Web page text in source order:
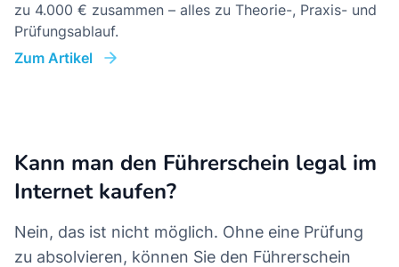
zu 4.000 € zusammen – alles zu Theorie-, Praxis- und
Prüfungsablauf.
Zum Artikel
Kann man den Führerschein legal im
Internet kaufen?
Nein, das ist nicht möglich. Ohne eine Prüfung
zu absolvieren, können Sie den Führerschein